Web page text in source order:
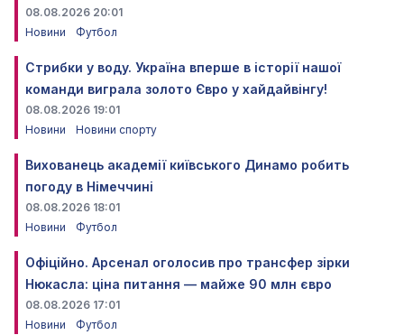
08.08.2026 20:01
Новини
Футбол
Стрибки у воду. Україна вперше в історії нашої
команди виграла золото Євро у хайдайвінгу!
08.08.2026 19:01
Новини
Новини спорту
Вихованець академії київського Динамо робить
погоду в Німеччині
08.08.2026 18:01
Новини
Футбол
Офіційно. Арсенал оголосив про трансфер зірки
Нюкасла: ціна питання — майже 90 млн євро
08.08.2026 17:01
Новини
Футбол